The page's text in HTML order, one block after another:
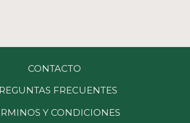
CONTACTO
FRECUENTES
Y CONDICIONES